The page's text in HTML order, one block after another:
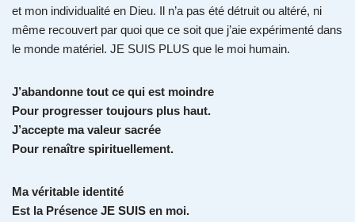
et mon individualité en Dieu. Il n’a pas été détruit ou altéré, ni
même recouvert par quoi que ce soit que j’aie expérimenté dans
le monde matériel. JE SUIS PLUS que le moi humain.
J’abandonne tout ce qui est moindre
Pour progresser toujours plus haut.
J’accepte ma valeur sacrée
Pour renaître spirituellement.
Ma véritable identité
Est la Présence JE SUIS en moi.